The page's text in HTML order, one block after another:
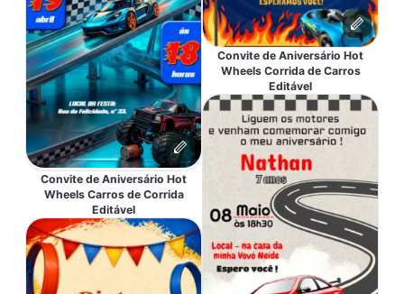
Convite de Aniversário Hot
Wheels Carros de Corrida
Editável
Convite de Aniversário Hot
Wheels Corrida de Carros
Editável